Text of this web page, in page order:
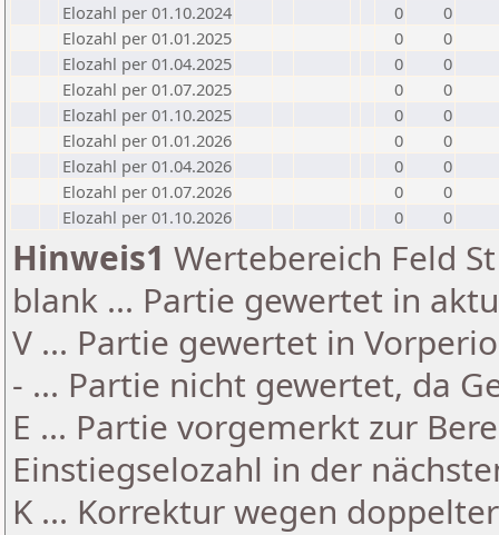
Elozahl per 01.10.2024
0
0
Elozahl per 01.01.2025
0
0
Elozahl per 01.04.2025
0
0
Elozahl per 01.07.2025
0
0
Elozahl per 01.10.2025
0
0
Elozahl per 01.01.2026
0
0
Elozahl per 01.04.2026
0
0
Elozahl per 01.07.2026
0
0
Elozahl per 01.10.2026
0 0
Hinweis1 Wertebereich Feld
blank ... Partie gewertet in
V ... Partie gewertet in
- ... Partie nicht gewertet, da
E ... Partie vorgemerkt zur
Einstiegselozahl in der
K ... Korrektur wegen